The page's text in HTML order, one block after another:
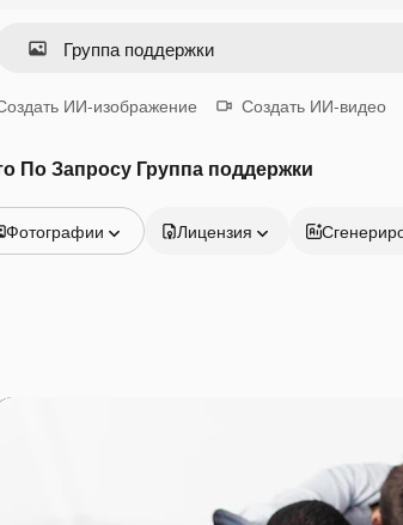
ИИ-изображение Создать ИИ-видео
По Запросу Группа поддержки
Фотографии Лицензия